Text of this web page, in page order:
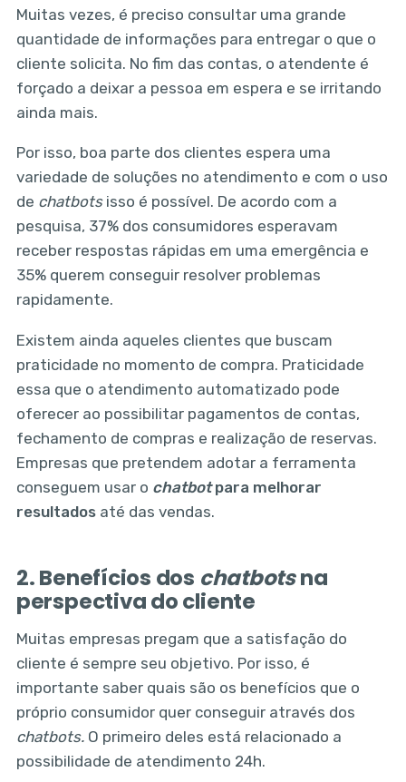
Muitas vezes, é preciso consultar uma grande
quantidade de informações para entregar o que o
cliente solicita. No fim das contas, o atendente é
forçado a deixar a pessoa em espera e se irritando
ainda mais.
Por isso, boa parte dos clientes espera uma
variedade de soluções no atendimento e com o uso
de chatbotsisso é possível. De acordo com a
pesquisa, 37% dos consumidores esperavam
receber respostas rápidas em uma emergência e
35% querem conseguir resolver problemas
rapidamente.
Existem ainda aqueles clientes que buscam
praticidade no momento de compra. Praticidade
essa que o atendimento automatizado pode
oferecer ao possibilitar pagamentos de contas,
fechamento de compras e realização de reservas.
Empresas que pretendem adotar a ferramenta
conseguem usar o chatbotpara melhorar
resultadosaté das vendas.
2. Benefícios dos chatbotsna
perspectiva do cliente
Muitas empresas pregam que a satisfação do
cliente é sempre seu objetivo. Por isso, é
importante saber quais são os benefícios que o
próprio consumidor quer conseguir através dos
chatbots.O primeiro deles está relacionado a
possibilidade de atendimento 24h.